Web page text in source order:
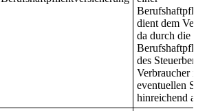
dient dem
da durch die
des
Verbraucher in
eventuellen
hinreichend